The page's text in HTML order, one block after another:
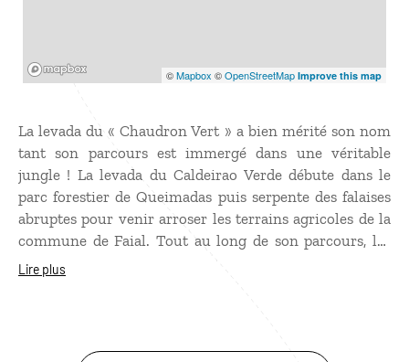
©Mapbox ©OpenStreetMap Improve this map
La levada du « Chaudron Vert » a bien mérité son nom
tant son parcours est immergé dans une véritable
jungle ! La levada du Caldeirao Verde débute dans le
parc forestier de Queimadas puis serpente des falaises
abruptes pour venir arroser les terrains agricoles de la
commune de Faial. Tout au long de son parcours, les
plantes sont extraordinaires : différentes espèces de
par une superbe cascade. Prévoir des vêtements
Lire plus